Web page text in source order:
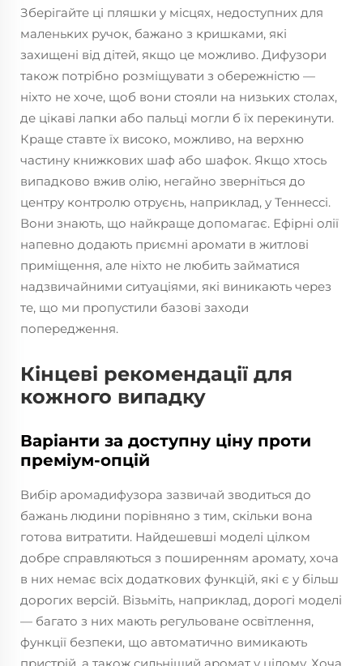
Зберігайте ці пляшки у місцях, недоступних для
маленьких ручок, бажано з кришками, які
захищені від дітей, якщо це можливо. Дифузори
також потрібно розміщувати з обережністю —
ніхто не хоче, щоб вони стояли на низьких столах,
де цікаві лапки або пальці могли б їх перекинути.
Краще ставте їх високо, можливо, на верхню
частину книжкових шаф або шафок. Якщо хтось
випадково вжив олію, негайно зверніться до
центру контролю отруєнь, наприклад, у Теннессі.
Вони знають, що найкраще допомагає. Ефірні олії
напевно додають приємні аромати в житлові
приміщення, але ніхто не любить займатися
надзвичайними ситуаціями, які виникають через
те, що ми пропустили базові заходи
попередження.
Кінцеві рекомендації для
кожного випадку
Варіанти за доступну ціну проти
преміум-опцій
Вибір аромадифузора зазвичай зводиться до
бажань людини порівняно з тим, скільки вона
готова витратити. Найдешевші моделі цілком
добре справляються з поширенням аромату, хоча
в них немає всіх додаткових функцій, які є у більш
дорогих версій. Візьміть, наприклад, дорогі моделі
— багато з них мають регульоване освітлення,
функції безпеки, що автоматично вимикають